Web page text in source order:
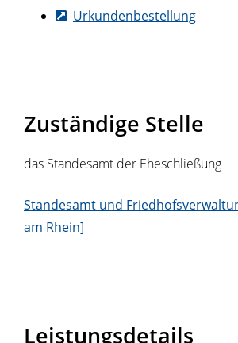
Urkundenbestellung
Zuständige Stelle
das Standesamt der Eheschließung
Standesamt und
am Rhein]
Leistungsdetails